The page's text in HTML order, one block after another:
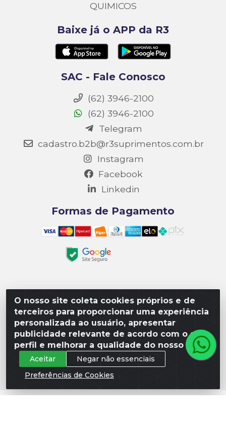
O nosso site coleta cookies próprios e de
terceiros para proporcionar uma experiência
personalizada ao usuário, apresentar
publicidade relevante de acordo com o seu
perfil e melhorar a qualidade do nosso site.
Aceitar
Negar não essenciais
Preferências de Cookies
QUIMICOS
Baixe já o APP da R3
SAC - Fale Conosco
(62) 3946-2100
(62) 3946-2100
Telegram
cadastro.b2b@r3suprimentos.com.br
Instagram
Facebook
Linkedin
Formas de Pagamento
Matriz R3 Suprimentos - Rua 14, Polo Empresarial
Goiás – Etapa III, Quadra: 15; Lote 04, Aparecida de
Goiânia/GO, CEP 74985-182. - CNPJ
10.641.901/0001-16